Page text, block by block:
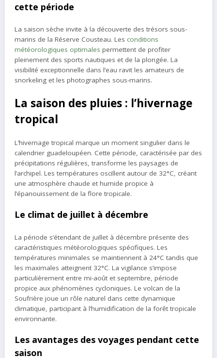
cette période
La saison sèche invite à la découverte des trésors sous-
marins de la Réserve Cousteau. Les conditions
météorologiques optimales permettent de profiter
pleinement des sports nautiques et de la plongée. La
visibilité exceptionnelle dans l’eau ravit les amateurs de
snorkeling et les photographes sous-marins.
La saison des pluies : l’hivernage
tropical
L’hivernage tropical marque un moment singulier dans le
calendrier guadeloupéen. Cette période, caractérisée par des
précipitations régulières, transforme les paysages de
l’archipel. Les températures oscillent autour de 32°C, créant
une atmosphère chaude et humide propice à
l’épanouissement de la flore tropicale.
Le climat de juillet à décembre
La période s’étendant de juillet à décembre présente des
caractéristiques météorologiques spécifiques. Les
températures minimales se maintiennent à 24°C tandis que
les maximales atteignent 32°C. La vigilance s’impose
particulièrement entre mi-août et septembre, période
propice aux phénomènes cycloniques. Le volcan de la
Soufrière joue un rôle naturel dans cette dynamique
climatique, participant à l’humidification de la forêt tropicale
environnante.
Les avantages des voyages pendant cette
saison